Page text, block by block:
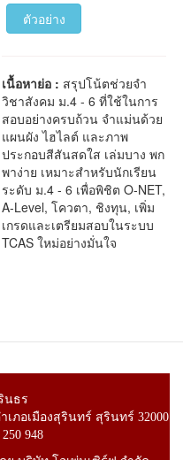
ตัวอย่าง
เนื้อหาย่อ : สรุปโน้ตช่วยจำ
วิชาสังคม ม.4 - 6 ที่ใช้ในการ
สอบอย่างครบถ้วน จำแม่นด้วย
แผนผัง ไฮไลต์ และภาพ
ประกอบสีสันสดใส เล่มบาง พก
พาง่าย เหมาะสำหรับนักเรียน
ระดับ ม.4 - 6 เพื่อพิชิต O-NET,
A-Level, โควตา, ชิงทุน, เพิ่ม
เกรดและเตรียมสอบในระบบ
TCAS ใหม่อย่างมั่นใจ
นธร
เภอเมืองสุรินทร์ สุรินทร์ 32000
948